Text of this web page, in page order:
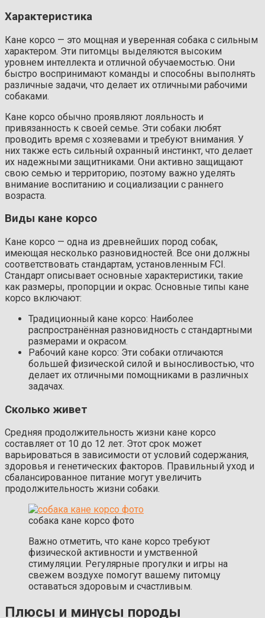
Характеристика
Кане корсо — это мощная и уверенная собака с сильным
характером. Эти питомцы выделяются высоким
уровнем интеллекта и отличной обучаемостью. Они
быстро воспринимают команды и способны выполнять
различные задачи, что делает их отличными рабочими
собаками.
Кане корсо обычно проявляют лояльность и
привязанность к своей семье. Эти собаки любят
проводить время с хозяевами и требуют внимания. У
них также есть сильный охранный инстинкт, что делает
их надежными защитниками. Они активно защищают
свою семью и территорию, поэтому важно уделять
внимание воспитанию и социализации с раннего
возраста.
Виды кане корсо
Кане корсо — одна из древнейших пород собак,
имеющая несколько разновидностей. Все они должны
соответствовать стандартам, установленным FCI.
Стандарт описывает основные характеристики, такие
как размеры, пропорции и окрас. Основные типы кане
корсо включают:
Традиционный кане корсо: Наиболее
распространённая разновидность с стандартными
размерами и окрасом.
Рабочий кане корсо: Эти собаки отличаются
большей физической силой и выносливостью, что
делает их отличными помощниками в различных
задачах.
Сколько живет
Средняя продолжительность жизни кане корсо
составляет от 10 до 12 лет. Этот срок может
варьироваться в зависимости от условий содержания,
здоровья и генетических факторов. Правильный уход и
сбалансированное питание могут увеличить
продолжительность жизни собаки.
собака кане корсо фото
Важно отметить, что кане корсо требуют
физической активности и умственной
стимуляции. Регулярные прогулки и игры на
свежем воздухе помогут вашему питомцу
оставаться здоровым и счастливым.
Плюсы и минусы породы